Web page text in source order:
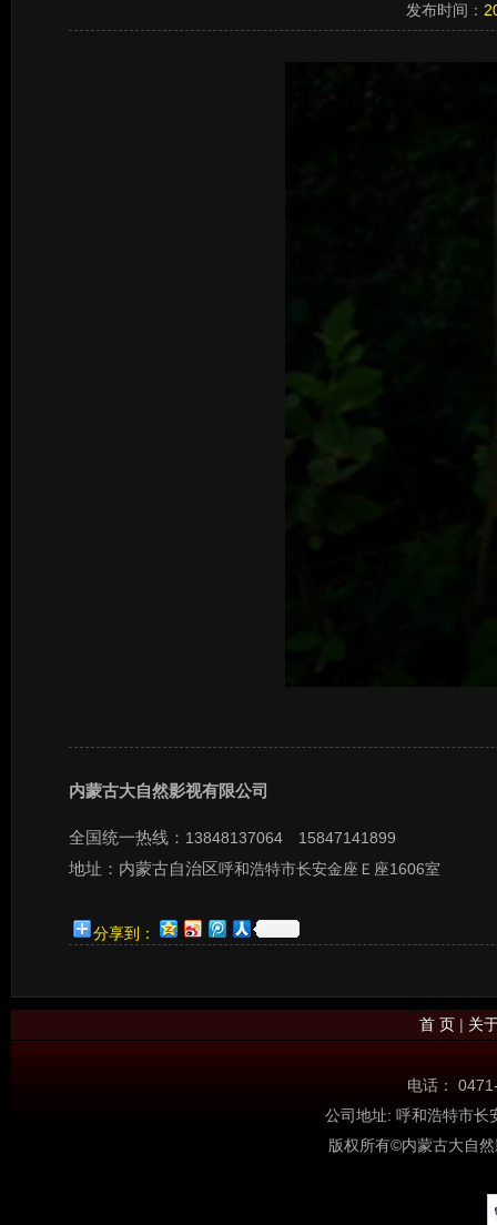
发布时间：
内蒙古大自然影视有限公司
全国统一热线： 13848137064 15847141899
地址：内蒙古自治区呼和浩特市长安金座Ｅ座1606室
分享到：
首 页 | 关
电话：
公司地址: 呼和浩特市
版权所有©内蒙古大自